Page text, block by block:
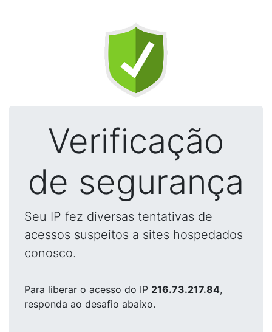
Verificação
de segurança
Seu IP fez diversas tentativas de
acessos suspeitos a sites hospedados
conosco.
Para liberar o acesso do IP 216.73.217.84,
responda ao desafio abaixo.